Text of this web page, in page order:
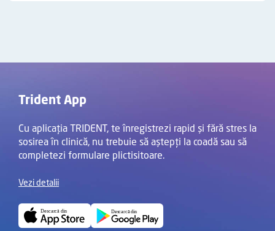
Trident App
Cu aplicația TRIDENT, te înregistrezi rapid și fără stres la
sosirea în clinică, nu trebuie să aștepți la coadă sau să
completezi formulare plictisitoare.
Vezi detalii